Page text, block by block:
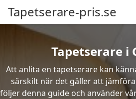
Tapetserare-pris.se
Tapetserare i
Att anlita en tapetserare kan
särskilt när det gäller att
följer denna guide och använder